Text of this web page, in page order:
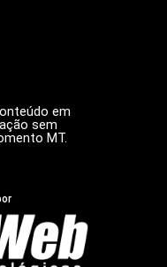
em
sem
MT.